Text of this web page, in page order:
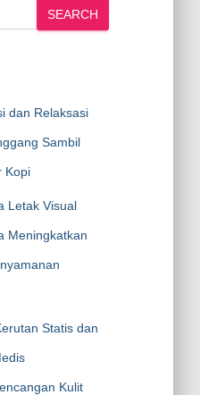
SEARCH
dan Relaksasi
Sambil
Kopi
Letak Visual
Meningkatkan
Statis dan
Kulit